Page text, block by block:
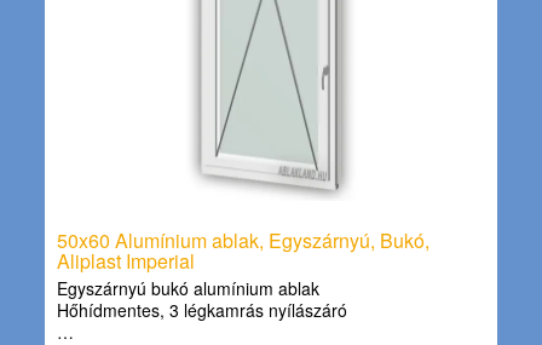
50x60 Alumínium ablak, Egyszárnyú, Bukó,
Aliplast Imperial
Egyszárnyú bukó alumínium ablak
Hőhídmentes, 3 légkamrás nyílászáró
…